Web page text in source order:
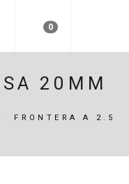
0
20MM
FRONTERA A 2.5